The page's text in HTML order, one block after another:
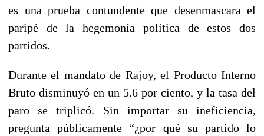
es una prueba contundente que desenmascara el
paripé de la hegemonía política de estos dos
partidos.
Durante el mandato de Rajoy, el Producto Interno
Bruto disminuyó en un 5.6 por ciento, y la tasa del
paro se triplicó. Sin importar su ineficiencia,
pregunta públicamente “¿por qué su partido lo